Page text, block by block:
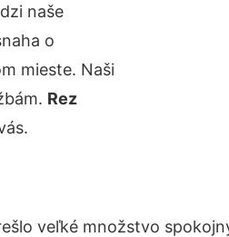
naše
o
mieste. Naši
Rez
veľké množstvo